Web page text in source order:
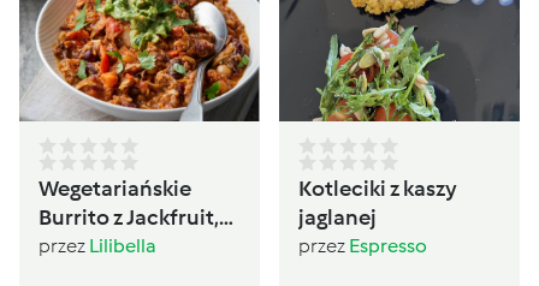
Wegetariańskie
Burrito z Jackfruit,
czerwoną fasolą i
przez Lilibella
Kotleciki z kaszy
jaglanej
przez Espresso